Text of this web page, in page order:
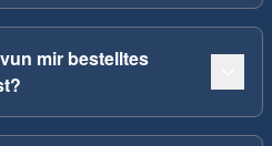
mir bestelltes